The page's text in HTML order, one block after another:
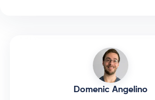
Domenic Angelino